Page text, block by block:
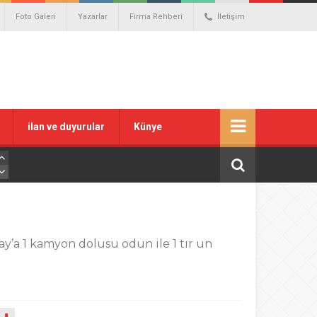
Foto Galeri Yazarlar Firma Rehberi İletişim
ilan ve duyurular Künye
1 kamyon dolusu odun ile 1 tır un